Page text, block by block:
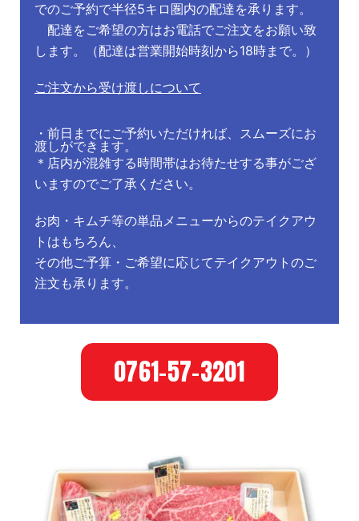
でのご予約で半径5キロ圏内の配達を承ります。
配達をご希望の方はお電話でご注文をお願い致
します。（配達は営業開始時刻から18時まで。）
ご注文から受け渡しについて
・前日までにご予約いただければ、スムーズにお
渡しができます。
＊店内が混雑する時間帯はお待たせする事がござ
いますのでご了承ください。
お肉・キムチ等の単品メニューからのテイクアウ
トはもちろん、
その他ご予算・ご希望に応じてテイクアウトのご
注文も承ります。
0761-57-3201